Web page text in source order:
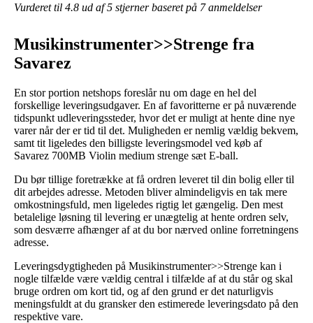
Vurderet til 4.8 ud af 5 stjerner baseret på 7anmeldelser
Musikinstrumenter>>Strenge fra
Savarez
En stor portion netshops foreslår nu om dage en hel del
forskellige leveringsudgaver. En af favoritterne er på nuværende
tidspunkt udleveringssteder, hvor det er muligt at hente dine nye
varer når der er tid til det. Muligheden er nemlig vældig bekvem,
samt tit ligeledes den billigste leveringsmodel ved køb af
Savarez 700MB Violin medium strenge sæt E-ball.
Du bør tillige foretrække at få ordren leveret til din bolig eller til
dit arbejdes adresse. Metoden bliver almindeligvis en tak mere
omkostningsfuld, men ligeledes rigtig let gængelig. Den mest
betalelige løsning til levering er unægtelig at hente ordren selv,
som desværre afhænger af at du bor nærved online forretningens
adresse.
Leveringsdygtigheden på Musikinstrumenter>>Strenge kan i
nogle tilfælde være vældig central i tilfælde af at du står og skal
bruge ordren om kort tid, og af den grund er det naturligvis
meningsfuldt at du gransker den estimerede leveringsdato på den
respektive vare.